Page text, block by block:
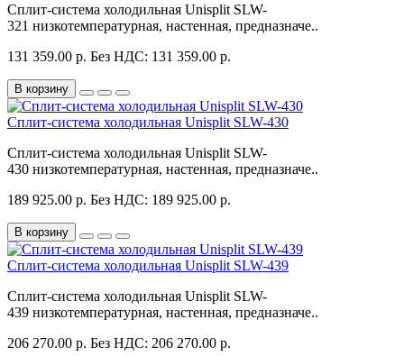
Сплит-система холодильная Unisplit SLW-
321 низкотемпературная, настенная, предназначе..
131 359.00 р. Без НДС: 131 359.00 р.
В корзину
Сплит-система холодильная Unisplit SLW-430
Сплит-система холодильная Unisplit SLW-
430 низкотемпературная, настенная, предназначе..
189 925.00 р. Без НДС: 189 925.00 р.
В корзину
Сплит-система холодильная Unisplit SLW-439
Сплит-система холодильная Unisplit SLW-
439 низкотемпературная, настенная, предназначе..
206 270.00 р. Без НДС: 206 270.00 р.